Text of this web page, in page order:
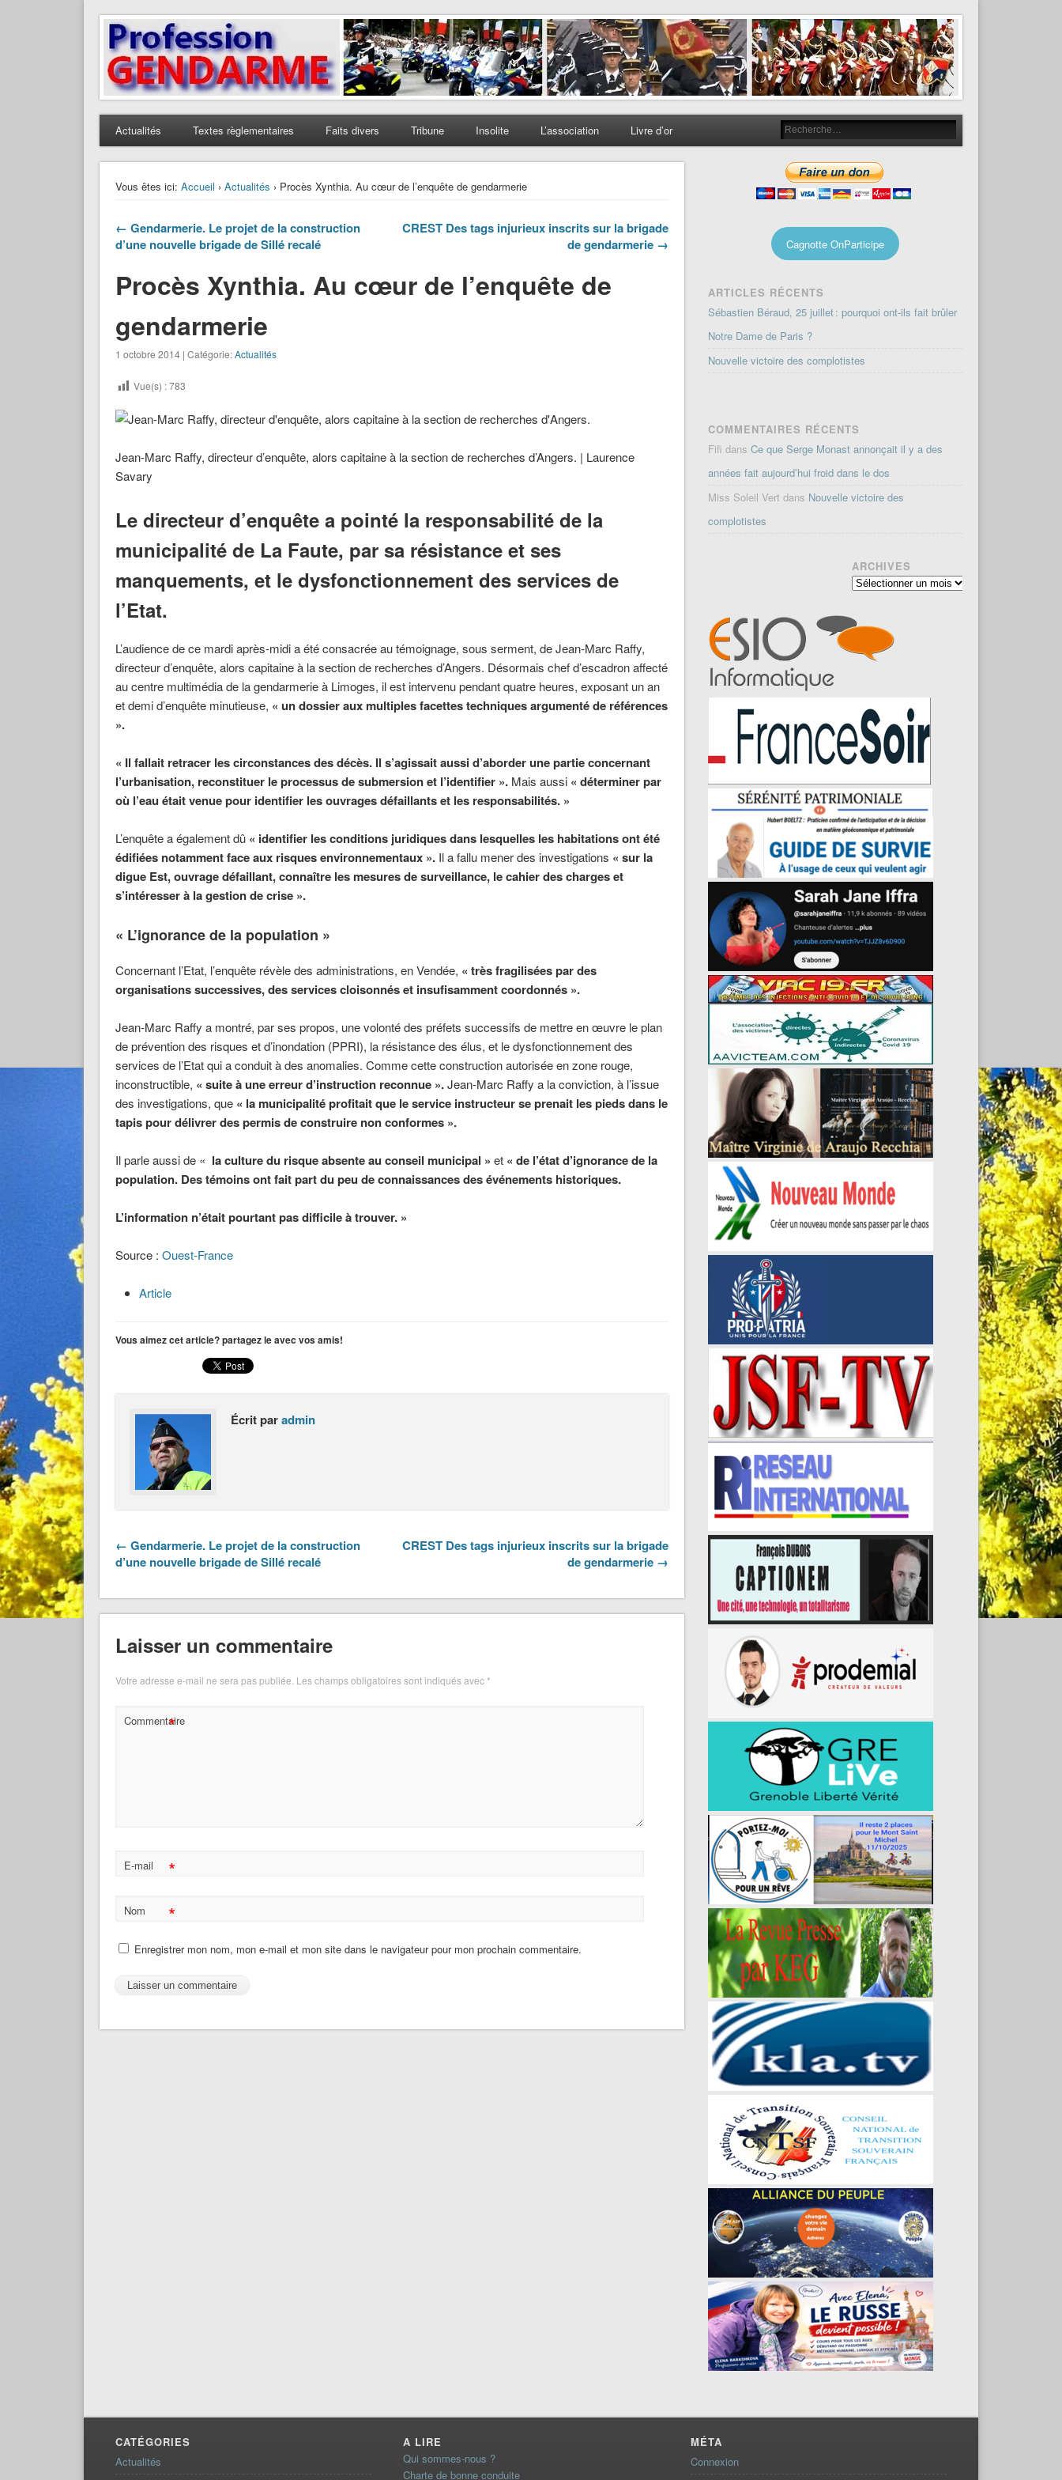
Profession Gendarme
Le journal des gendarmes
Actualités Textes règlementaires Faits divers Tribune Insolite L’association Livre d’or
Vous êtes ici: Accueil › Actualités › Procès Xynthia. Au cœur de l’enquête de gendarmerie
← Gendarmerie. Le projet de la construction
d’une nouvelle brigade de Sillé recalé
CREST Des tags injurieux inscrits sur la brigade
de gendarmerie →
Procès Xynthia. Au cœur de l’enquête de
gendarmerie
1 octobre 2014 | Catégorie:Actualités
Vue(s) :783
Jean-Marc Raffy, directeur d’enquête, alors capitaine à la section de recherches d’Angers. | Laurence
Savary
Le directeur d’enquête a pointé la responsabilité de la
municipalité de La Faute, par sa résistance et ses
manquements, et le dysfonctionnement des services de
l’Etat.
L’audience de ce mardi après-midi a été consacrée au témoignage, sous serment, de Jean-Marc Raffy,
directeur d’enquête, alors capitaine à la section de recherches d’Angers. Désormais chef d’escadron affecté
au centre multimédia de la gendarmerie à Limoges, il est intervenu pendant quatre heures, exposant un an
et demi d’enquête minutieuse, « un dossier aux multiples facettes techniques argumenté de références
».
« Il fallait retracer les circonstances des décès. Il s’agissait aussi d’aborder une partie concernant
l’urbanisation, reconstituer le processus de submersion et l’identifier ».Mais aussi« déterminer par
où l’eau était venue pour identifier les ouvrages défaillants et les responsabilités. »
L’enquête a également dû « identifier les conditions juridiques dans lesquelles les habitations ont été
édifiées notamment face aux risques environnementaux ».Il a fallu mener des investigations « sur la
digue Est, ouvrage défaillant, connaître les mesures de surveillance, le cahier des charges et
s’intéresser à la gestion de crise ».
« L’ignorance de la population »
Concernant l’Etat, l’enquête révèle des administrations, en Vendée, « très fragilisées par des
organisations successives, des services cloisonnés et insufisamment coordonnés ».
Jean-Marc Raffy a montré, par ses propos, une volonté des préfets successifs de mettre en œuvre le plan
de prévention des risques et d’inondation (PPRI), la résistance des élus, et le dysfonctionnement des
services de l’Etat qui a conduit à des anomalies. Comme cette construction autorisée en zone rouge,
inconstructible, « suite à une erreur d’instruction reconnue ».Jean-Marc Raffy a la conviction, à l’issue
des investigations, que« la municipalité profitait que le service instructeur se prenait les pieds dans le
tapis pour délivrer des permis de construire non conformes ».
Il parle aussi de « la culture du risque absente au conseil municipal » et« de l’état d’ignorance de la
population. Des témoins ont fait part du peu de connaissances des événements historiques.
L’information n’était pourtant pas difficile à trouver. »
Source : Ouest-France
Article
Vous aimez cet article? partagez le avec vos amis!
Écrit paradmin
← Gendarmerie. Le projet de la construction
d’une nouvelle brigade de Sillé recalé
CREST Des tags injurieux inscrits sur la brigade
de gendarmerie →
Laisser un commentaire
Votre adresse e-mail ne sera pas publiée. Les champs obligatoires sont indiqués avec*
Commentaire
*
E-mail *
Nom *
Enregistrer mon nom, mon e-mail et mon site dans le navigateur pour mon prochain commentaire.
Cagnotte OnParticipe
ARTICLES RÉCENTS
Sébastien Béraud, 25 juillet : pourquoi ont-ils fait brûler
Notre Dame de Paris ?
Nouvelle victoire des complotistes
COMMENTAIRES RÉCENTS
Fifi dansCe que Serge Monast annonçait il y a des
années fait aujourd’hui froid dans le dos
Miss Soleil Vert dans Nouvelle victoire des
complotistes
ARCHIVES
Archives
CATÉGORIES
Actualités
A LIRE
Qui sommes-nous ?
Charte de bonne conduite
MÉTA
Connexion